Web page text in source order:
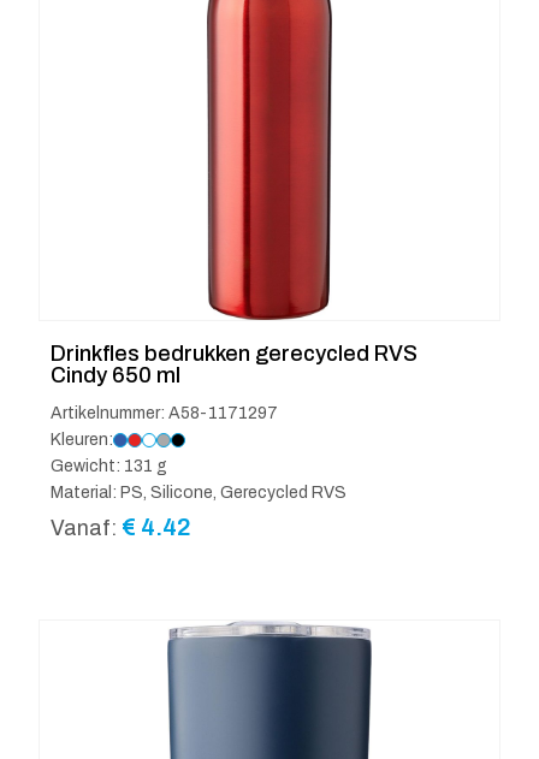
Drinkfles bedrukken gerecycled RVS
Cindy 650 ml
Artikelnummer: A58-1171297
Kleuren:
Gewicht: 131 g
Material: PS, Silicone, Gerecycled RVS
Vanaf: € 4.42